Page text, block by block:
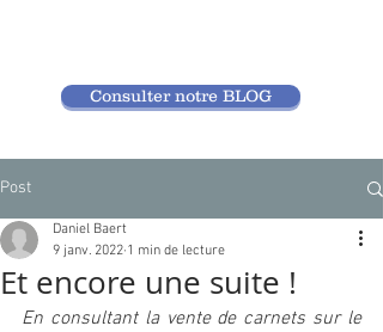
Consulter notre BLOG
Post
Et encore une suite !
Daniel Baert
9 janv. 2022 1 min de lecture
En consultant la vente de carnets sur le